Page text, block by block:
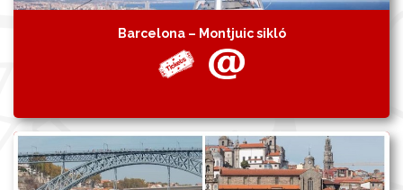
Barcelona – Montjuic sikló